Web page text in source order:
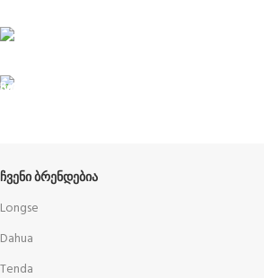
ᲩᲕᲔᲜᲘ ᲑᲠᲔᲜᲓᲔᲑᲘᲐ
Longse
Dahua
Tenda